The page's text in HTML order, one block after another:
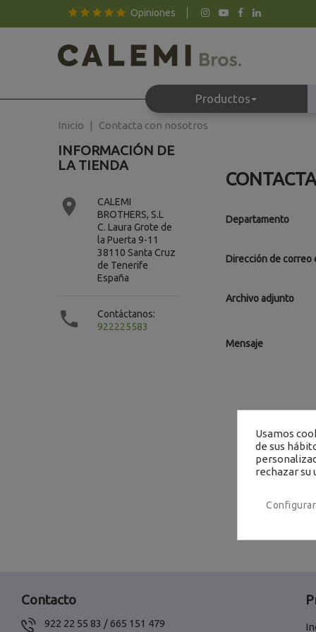
Opiniones
Productos
Inicio Contacta con nosotros
Departamento
Dirección de correo
Archivo adjunto
Mensaje
INFORMACIÓN DE
LA TIENDA

CALEMI
BROTHERS, S.L
C. Laura Grote de
la Puerta 9-11
38110 Santa Cruz
de Tenerife
España

Contáctanos:
922225583
Contacto
922 22 55 83 / 665 151 479
Usamos
de sus
rechazar su
Configurar